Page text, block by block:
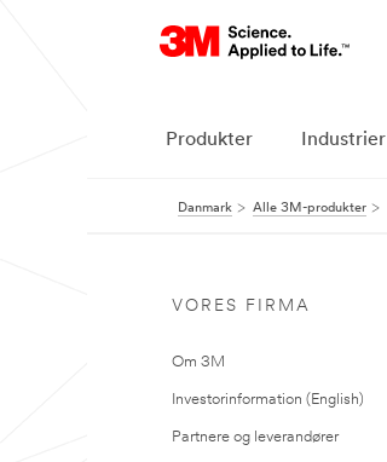
Produkter Industrier
Danmark Alle 3M-produkter
VORES FIRMA
Om 3M
Investorinformation (English)
Partnere og leverandører